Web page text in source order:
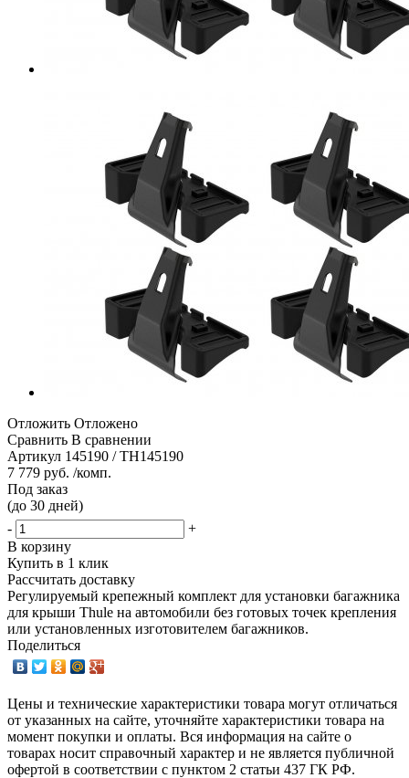
Отложить Отложено
Сравнить В сравнении
Артикул 145190 / TH145190
7 779 руб. /комп.
Под заказ
(до 30 дней)
-
+
В корзину
Купить в 1 клик
Рассчитать доставку
Регулируемый крепежный комплект для установки багажника
для крыши Thule на автомобили без готовых точек крепления
или установленных изготовителем багажников.
Поделиться
Цены и технические характеристики товара могут отличаться
от указанных на сайте, уточняйте характеристики товара на
момент покупки и оплаты. Вся информация на сайте о
товарах носит справочный характер и не является публичной
офертой в соответствии с пунктом 2 статьи 437 ГК РФ.